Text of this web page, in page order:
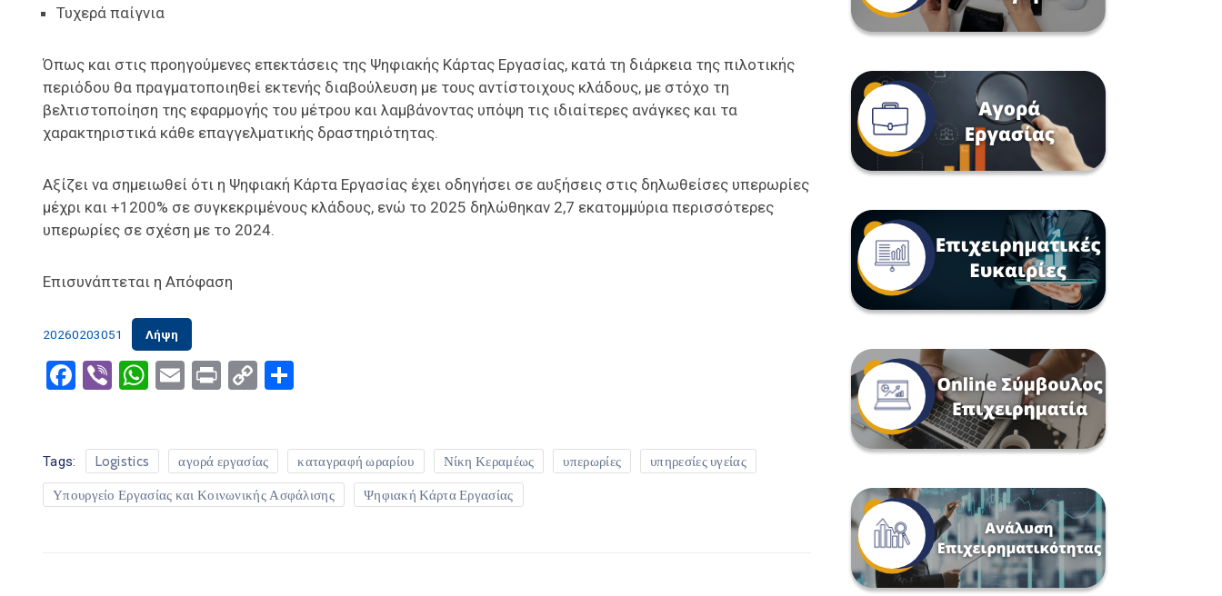
Τυχερά παίγνια
Όπως και στις προηγούμενες επεκτάσεις της Ψηφιακής Κάρτας Εργασίας, κατά τη διάρκεια της πιλοτικής
περιόδου θα πραγματοποιηθεί εκτενής διαβούλευση με τους αντίστοιχους κλάδους, με στόχο τη
βελτιστοποίηση της εφαρμογής του μέτρου και λαμβάνοντας υπόψη τις ιδιαίτερες ανάγκες και τα
χαρακτηριστικά κάθε επαγγελματικής δραστηριότητας.
Αξίζει να σημειωθεί ότι η Ψηφιακή Κάρτα Εργασίας έχει οδηγήσει σε αυξήσεις στις δηλωθείσες υπερωρίες
μέχρι και +1200% σε συγκεκριμένους κλάδους, ενώ το 2025 δηλώθηκαν 2,7 εκατομμύρια περισσότερες
υπερωρίες σε σχέση με το 2024.
Επισυνάπτεται η Απόφαση
20260203051 Λήψη
Facebook
ViberWhatsApp
EmailPrintCopy
Tags: Logistics αγορά εργασίας καταγραφή ωραρίου Νίκη Κεραμέως υπερωρίες υπηρεσίες υγείας
Υπουργείο Εργασίας και Κοινωνικής Ασφάλισης Ψηφιακή Κάρτα Εργασίας